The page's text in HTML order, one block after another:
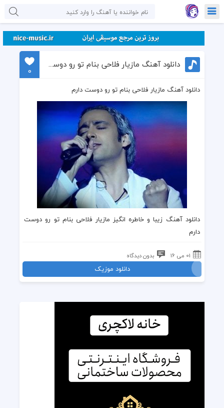
دانلود آهنگ مازیار فلاحی بنام تو رو دوست دارم
0
دانلود آهنگ مازیار فلاحی بنام تو رو دوست دارم
دانلود آهنگ زیبا و خاطره انگیز مازیار فلاحی بنام تو رو دوست
دارم
01 می 16 بدون دیدگاه
دانلود موزیک